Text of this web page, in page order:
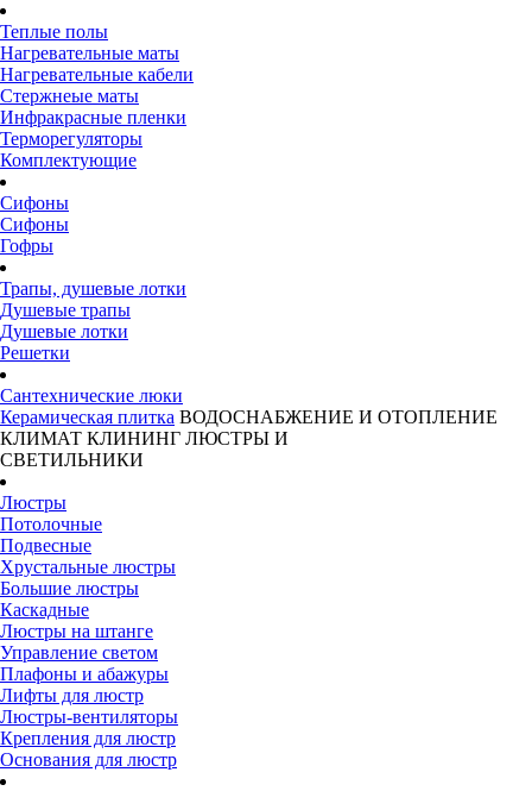
Теплые полы
Нагревательные маты
Нагревательные кабели
Стержнеые маты
Инфракрасные пленки
Терморегуляторы
Комплектующие
Сифоны
Сифоны
Гофры
Трапы, душевые лотки
Душевые трапы
Душевые лотки
Решетки
Сантехнические люки
Керамическая плитка ВОДОСНАБЖЕНИЕ И ОТОПЛЕНИЕ
КЛИМАТ КЛИНИНГ ЛЮСТРЫ И
СВЕТИЛЬНИКИ
Люстры
Потолочные
Подвесные
Хрустальные люстры
Большие люстры
Каскадные
Люстры на штанге
Управление светом
Плафоны и абажуры
Лифты для люстр
Люстры-вентиляторы
Крепления для люстр
Основания для люстр